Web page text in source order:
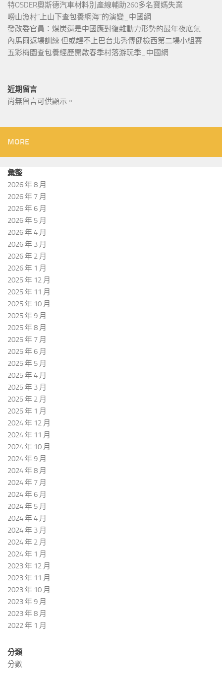
特OSDER奧斯德汽車材料別產線輔助260多名寶媽失業
嶗山漁村“上山下查包養網海”的演變_中國網
發改委官員：煤炭還是中國應對復雜動力形勢的最年夜底氣
內馬爾返場訓練 但或趕不上巴台北秀傳健檢西第二場小組賽
五彩梅園查包養經歷開啟春季村落游玩季_中國網
近期留言
尚無留言可供顯示。
MORE
彙整
2026 年 8 月
2026 年 7 月
2026 年 6 月
2026 年 5 月
2026 年 4 月
2026 年 3 月
2026 年 2 月
2026 年 1 月
2025 年 12 月
2025 年 11 月
2025 年 10 月
2025 年 9 月
2025 年 8 月
2025 年 7 月
2025 年 6 月
2025 年 5 月
2025 年 4 月
2025 年 3 月
2025 年 2 月
2025 年 1 月
2024 年 12 月
2024 年 11 月
2024 年 10 月
2024 年 9 月
2024 年 8 月
2024 年 7 月
2024 年 6 月
2024 年 5 月
2024 年 4 月
2024 年 3 月
2024 年 2 月
2024 年 1 月
2023 年 12 月
2023 年 11 月
2023 年 10 月
2023 年 9 月
2023 年 8 月
2022 年 1 月
分類
分數